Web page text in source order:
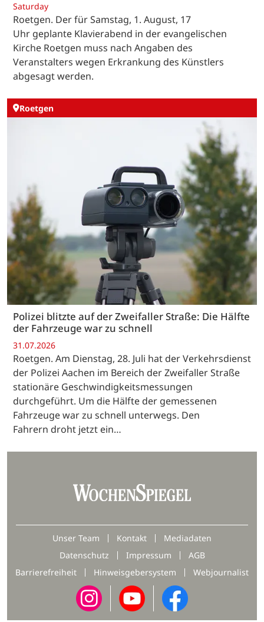
Saturday
Roetgen. Der für Samstag, 1. August, 17
Uhr geplante Klavierabend in der evangelischen
Kirche Roetgen muss nach Angaben des
Veranstalters wegen Erkrankung des Künstlers
abgesagt werden.
Roetgen
Polizei blitzte auf der Zweifaller Straße: Die Hälfte
der Fahrzeuge war zu schnell
31.07.2026
Roetgen. Am Dienstag, 28. Juli hat der Verkehrsdienst
der Polizei Aachen im Bereich der Zweifaller Straße
stationäre Geschwindigkeitsmessungen
durchgeführt. Um die Hälfte der gemessenen
Fahrzeuge war zu schnell unterwegs. Den
Fahrern droht jetzt ein…
Unser Team Kontakt
Mediadaten
Datenschutz
Impressum
AGB
Barrierefreiheit
Hinweisgebersystem Webjournalist